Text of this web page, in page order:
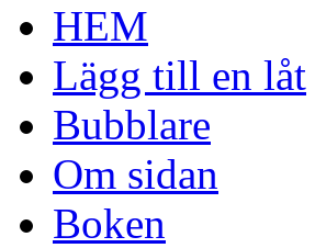
HEM
Lägg till en låt
Bubblare
Om sidan
Boken